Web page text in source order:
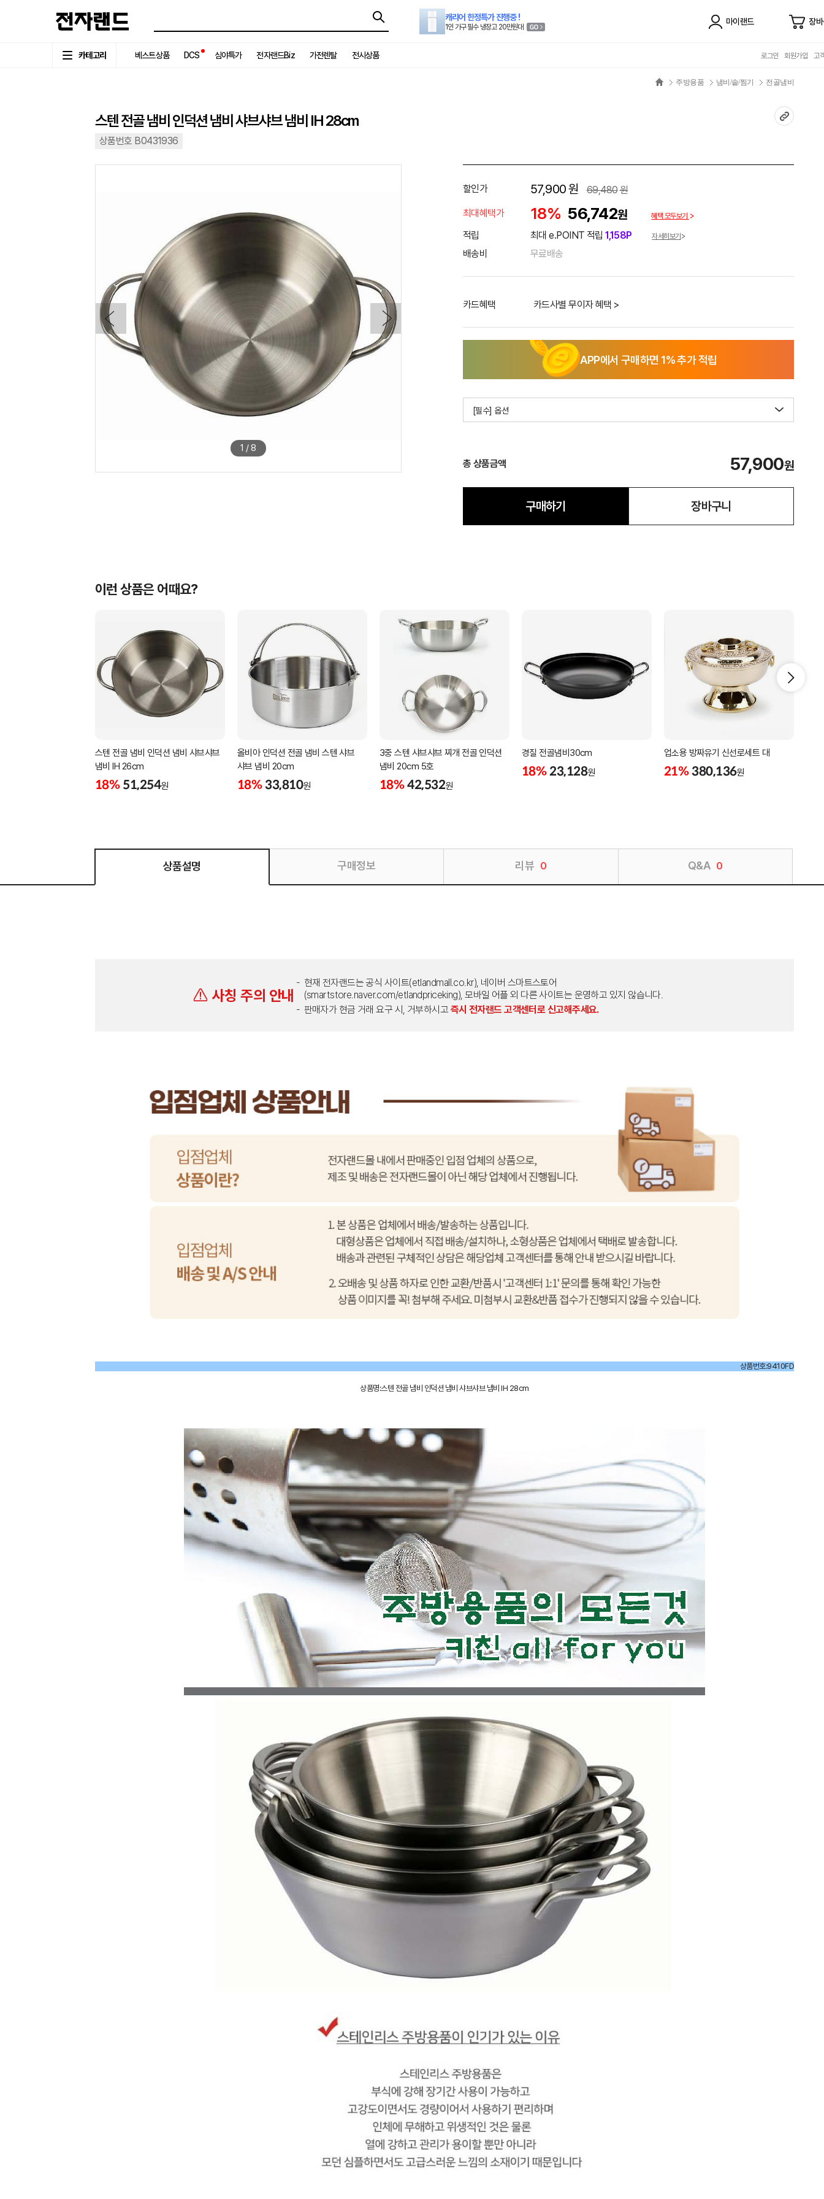
캐리어 한정특가 진행중 !
1인 가구 필수 냉장고 20만원대
마이랜드 장
카테고리 베스트상품 DCS 심야특가 전자랜드Biz 가전렌탈 전시상품 로그인 회원가입 고
주방용품 냄비/솥/찜기 전골냄비
스텐 전골 냄비 인덕션 냄비 샤브샤브 냄비 IH 28cm
상품번호 B0431936
1 /8
할인가 57,900원 69,480원
최대혜택가
18% 56,742원 혜택 모두보기
적립 최대 e.POINT 적립1,158P 자세히보기
배송비 무료배송
카드혜택 카드사별 무이자 혜택 >
APP에서 구매하면 1% 추가 적립
[필수] 옵션
총 상품금액 57,900원
구매하기 장바구니
이런 상품은 어때요?
스텐 전골 냄비 인덕션 냄비 샤브샤브
냄비 IH 26cm
18% 51,254원
올비아 인덕션 전골 냄비 스텐 샤브
샤브 냄비 20cm
18% 33,810원
3중 스텐 샤브샤브 찌개 전골 인덕션
냄비 20cm 5호
18% 42,532원
경질 전골냄비30cm
18% 23,128원
업소용 방짜유기 신선로세트 대
21% 380,136원
상품설명 구매정보 리뷰 0 Q&A 0
사칭 주의 안내
현재 전자랜드는 공식 사이트(etlandmall.co.kr), 네이버 스마트스토어
(smartstore.naver.com/etlandpriceking), 모바일 어플 외 다른 사이트는 운영하고 있지 않습니다.
판매자가 현금 거래 요구 시, 거부하시고 즉시 전자랜드 고객센터로 신고해주세요.
상품번호:9410FD
상품명:스텐 전골 냄비 인덕션 냄비 샤브샤브 냄비 IH 28cm